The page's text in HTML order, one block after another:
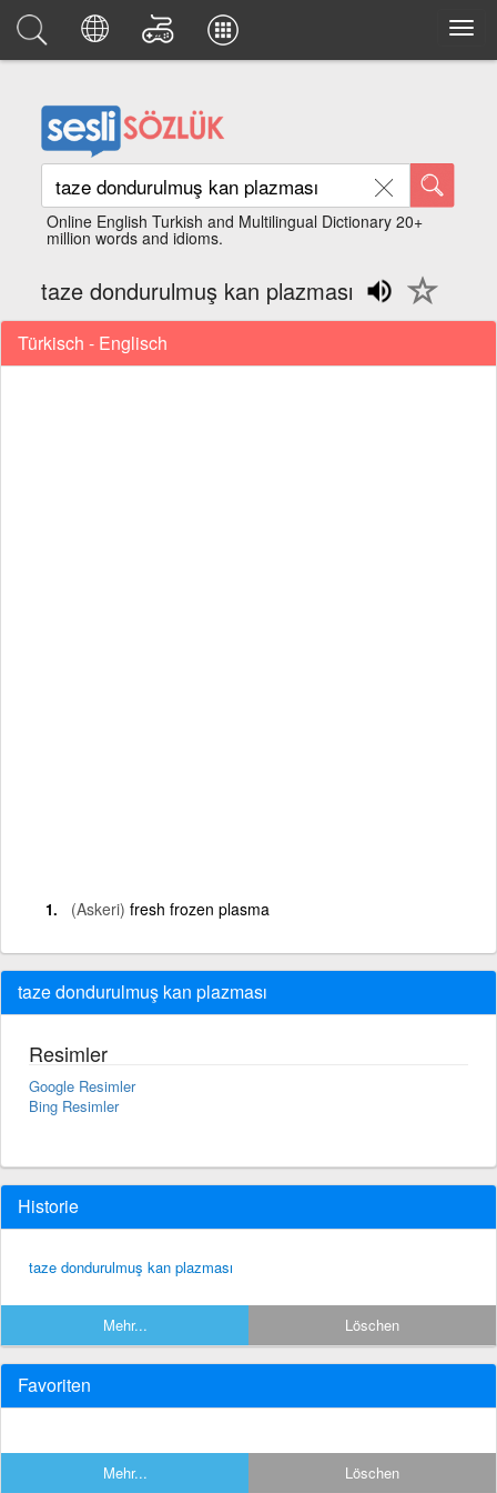
Online English Turkish and Multilingual Dictionary 20+
million words and idioms.
taze dondurulmuş kan plazması
Türkisch - Englisch
(Askeri) fresh frozen plasma
taze dondurulmuş kan plazması
Resimler
Google Resimler
Bing Resimler
Historie
taze dondurulmuş kan plazması
Mehr... Löschen
Favoriten
Mehr... Löschen